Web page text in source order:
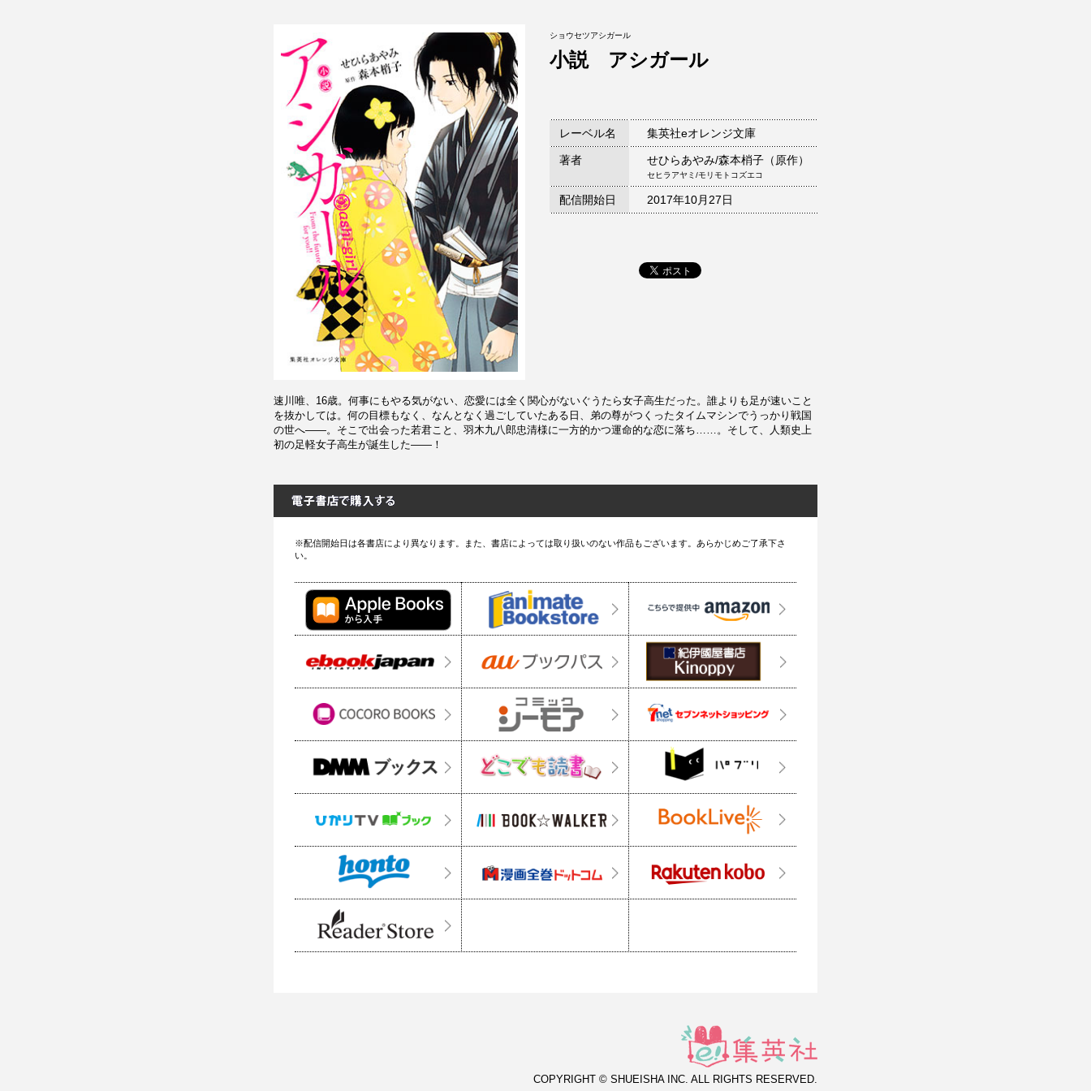
ショウセツアシガール
小説 アシガール
レーベル名 集英社eオレンジ文庫
著者 せひらあやみ/森本梢子（原作）
セヒラアヤミ/モリモトコズエコ
配信開始日 2017年10月27日
速川唯、16歳。何事にもやる気がない、恋愛には全く関心がないぐうたら女子高生だった。誰よりも足が速いこと
を抜かしては。何の目標もなく、なんとなく過ごしていたある日、弟の尊がつくったタイムマシンでうっかり戦国
の世へ――。そこで出会った若君こと、羽木九八郎忠清様に一方的かつ運命的な恋に落ち……。そして、人類史上
初の足軽女子高生が誕生した――！
※配信開始日は各書店により異なります。また、書店によっては取り扱いのない作品もございます。あらかじめご了承下さ
い。
COPYRIGHT © SHUEISHA INC. ALL RIGHTS RESERVED.